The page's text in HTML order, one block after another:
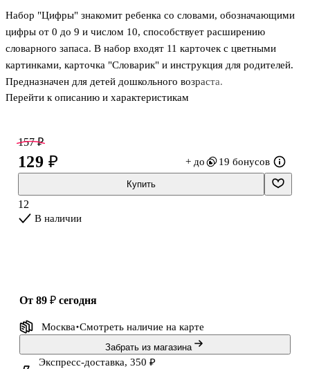
Набор "Цифры" знакомит ребенка со словами, обозначающими
цифры от 0 до 9 и числом 10, способствует расширению
словарного запаса. В набор входят 11 карточек с цветными
картинками, карточка "Словарик" и инструкция для родителей.
Предназначен для детей дошкольного возраста.
Перейти к описанию и характеристикам
157 ₽
129 ₽ + до 19 бонусов
Купить
12
В наличии
от 89 ₽ сегодня
Москва Смотреть наличие на карте
Забрать из магазина
Экспресс-доставка, 350 ₽